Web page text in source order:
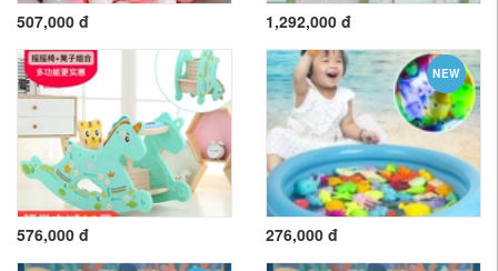
507,000 đ 1,292,000 đ
576,000 đ
NEW
276,000 đ